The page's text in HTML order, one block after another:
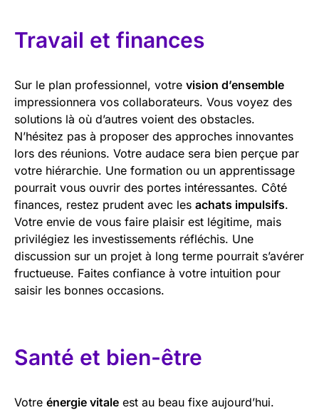
Travail et finances
Sur le plan professionnel, votre vision d’ensemble
impressionnera vos collaborateurs. Vous voyez des
solutions là où d’autres voient des obstacles.
N’hésitez pas à proposer des approches innovantes
lors des réunions. Votre audace sera bien perçue par
votre hiérarchie. Une formation ou un apprentissage
pourrait vous ouvrir des portes intéressantes. Côté
finances, restez prudent avec les achats impulsifs.
Votre envie de vous faire plaisir est légitime, mais
privilégiez les investissements réfléchis. Une
discussion sur un projet à long terme pourrait s’avérer
fructueuse. Faites confiance à votre intuition pour
saisir les bonnes occasions.
Santé et bien-être
Votre énergie vitale est au beau fixe aujourd’hui.